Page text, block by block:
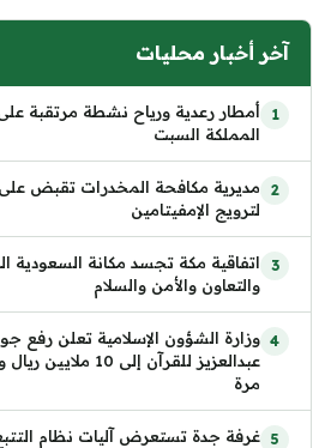
آخر أخبار محليات
أمطار رعدية ورياح نشطة مرتقبة
المملكة السبت
مديرية مكافحة المخدرات تقبض
لترويج الإمفيتامين
اتفاقية مكة تجسد مكانة السعودية
والتعاون والأمن والسلام
وزارة الشؤون الإسلامية تعلن رفع
عبدالعزيز للقرآن إلى
مرة
غرفة جدة تستعرض آليات نظام